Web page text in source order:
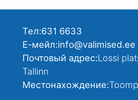
Тел:631 6633
Е-мейл:info@valimised.ee
Почтовый адрес:Lossi
Tallinn
Местонахождение: